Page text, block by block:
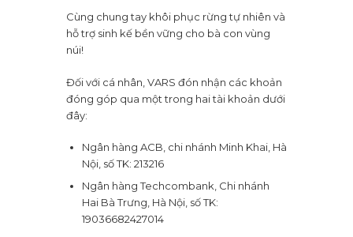
Cùng chung tay khôi phục rừng tự nhiên và
hỗ trợ sinh kế bền vững cho bà con vùng
núi!
Đối với cá nhân, VARS đón nhận các khoản
đóng góp qua một trong hai tài khoản dưới
đây:
Ngân hàng ACB, chi nhánh Minh Khai, Hà
Nội, số TK: 213216
Ngân hàng Techcombank, Chi nhánh
Hai Bà Trưng, Hà Nội, số TK:
19036682427014